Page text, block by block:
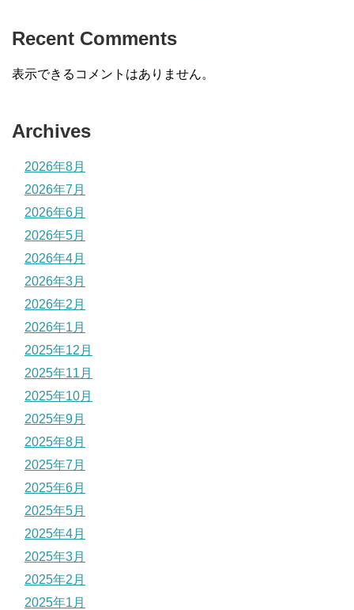
Recent Comments
表示できるコメントはありません。
Archives
2026年8月
2026年7月
2026年6月
2026年5月
2026年4月
2026年3月
2026年2月
2026年1月
2025年12月
2025年11月
2025年10月
2025年9月
2025年8月
2025年7月
2025年6月
2025年5月
2025年4月
2025年3月
2025年2月
2025年1月